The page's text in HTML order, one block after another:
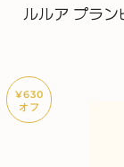
ルルア プラ
¥630
オフ